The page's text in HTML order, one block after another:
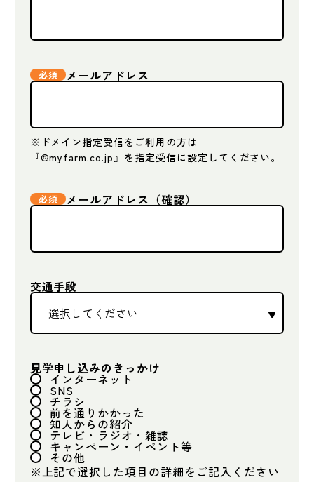
メールアドレス
※ドメイン指定受信をご利用の方は
『@myfarm.co.jp』を指定受信に設定してください。
メールアドレス（確認）
交通手段
見学申し込みのきっかけ
インターネット
SNS
チラシ
前を通りかかった
知人からの紹介
テレビ・ラジオ・雑誌
キャンペーン・イベント等
その他
※上記で選択した項目の詳細をご記入ください